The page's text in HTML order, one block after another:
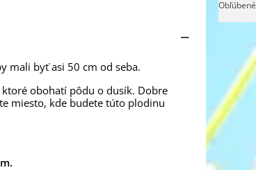
mali byť asi 50 cm od seba.
obohatí pôdu o dusík. Dobre
miesto, kde budete túto plodinu
Obľúbené